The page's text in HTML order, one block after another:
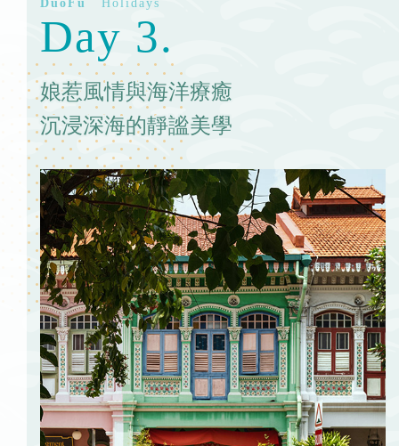
Day 3.
娘惹風情與海洋療癒
沉浸深海的靜謐美學